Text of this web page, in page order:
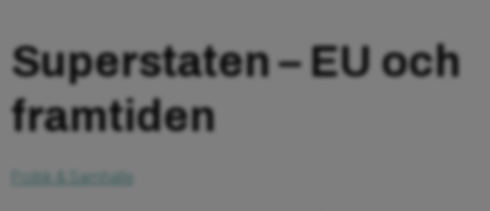
Superstaten – EU och
framtiden
Politik & Samhälle